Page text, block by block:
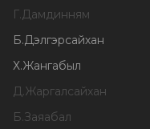
Г.Дамдинням
Б.Дэлгэрсайхан
Х.Жангабыл
Д.Жаргалсайхан
Б.Заяабал